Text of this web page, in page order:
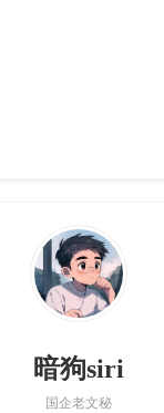
暗狗siri
国企老文秘